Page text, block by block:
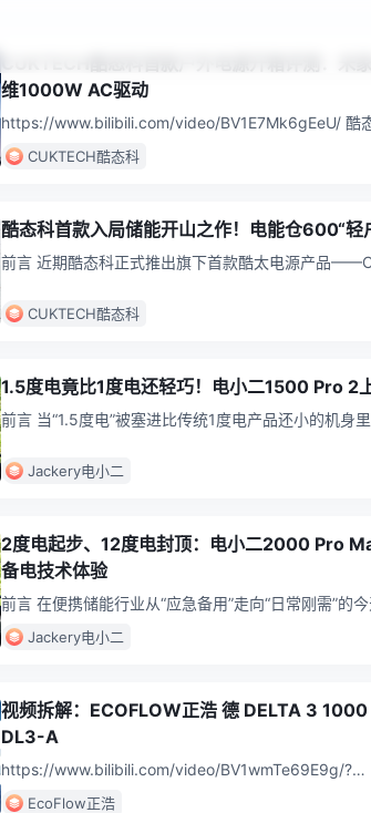
维1000W AC驱动
https://www.bilibili.com/video/BV1E7Mk6gEeU/ 酷
仓600来了！整机仅6.5k
CUKTECH酷态科
酷态科首款入局储能开山之作！电能仓600“轻
前言 近期酷态科正式推出旗下首款酷太电源产品
CUKTECH酷态科
1.5度电竟比1度电还轻巧！电小二1500 Pro 2
前言 当“1.5度电”被塞进比传统1度电产品还小的机身
Jackery电小二
2度电起步、12度电封顶：电小二2000 Pro
备电技术体验
前言 在便携储能行业从“应急备用”走向“日常刚需”的
是单纯的数码补能工具，而是承担起露营供电、家庭
元...
Jackery电小二
视频拆解：ECOFLOW正浩 德 DELTA 3
DL3-A
https://www.bilibili.com/video/BV1wmTe69E9g/?
spm_id_from=333.1387.home
EcoFlow正浩